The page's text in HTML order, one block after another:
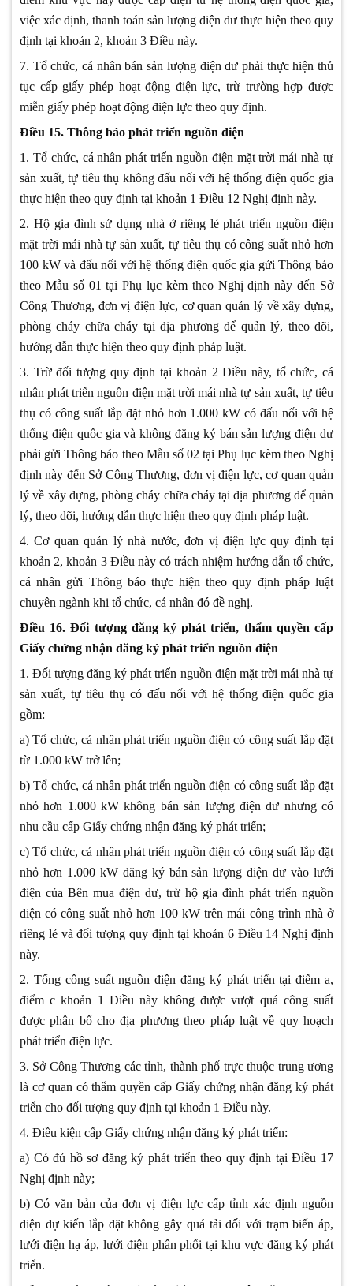
việc xác định, thanh toán sản lượng điện dư thực hiện theo quy
định tại khoản 2, khoản 3 Điều này.
7. Tổ chức, cá nhân bán sản lượng điện dư phải thực hiện thủ
tục cấp giấy phép hoạt động điện lực, trừ trường hợp được
miễn giấy phép hoạt động điện lực theo quy định.
Điều 15. Thông báo phát triển nguồn điện
1. Tổ chức, cá nhân phát triển nguồn điện mặt trời mái nhà tự
sản xuất, tự tiêu thụ không đấu nối với hệ thống điện quốc gia
thực hiện theo quy định tại khoản 1 Điều 12 Nghị định này.
2. Hộ gia đình sử dụng nhà ở riêng lẻ phát triển nguồn điện
mặt trời mái nhà tự sản xuất, tự tiêu thụ có công suất nhỏ hơn
100 kW và đấu nối với hệ thống điện quốc gia gửi Thông báo
theo Mẫu số 01 tại Phụ lục kèm theo Nghị định này đến Sở
Công Thương, đơn vị điện lực, cơ quan quản lý về xây dựng,
phòng cháy chữa cháy tại địa phương để quản lý, theo dõi,
hướng dẫn thực hiện theo quy định pháp luật.
3. Trừ đối tượng quy định tại khoản 2 Điều này, tổ chức, cá
nhân phát triển nguồn điện mặt trời mái nhà tự sản xuất, tự tiêu
thụ có công suất lắp đặt nhỏ hơn 1.000 kW có đấu nối với hệ
thống điện quốc gia và không đăng ký bán sản lượng điện dư
phải gửi Thông báo theo Mẫu số 02 tại Phụ lục kèm theo Nghị
định này đến Sở Công Thương, đơn vị điện lực, cơ quan quản
lý về xây dựng, phòng cháy chữa cháy tại địa phương để quản
lý, theo dõi, hướng dẫn thực hiện theo quy định pháp luật.
4. Cơ quan quản lý nhà nước, đơn vị điện lực quy định tại
khoản 2, khoản 3 Điều này có trách nhiệm hướng dẫn tổ chức,
cá nhân gửi Thông báo thực hiện theo quy định pháp luật
chuyên ngành khi tổ chức, cá nhân đó đề nghị.
Điều 16. Đối tượng đăng ký phát triển, thẩm quyền cấp
Giấy chứng nhận đăng ký phát triển nguồn điện
1. Đối tượng đăng ký phát triển nguồn điện mặt trời mái nhà tự
sản xuất, tự tiêu thụ có đấu nối với hệ thống điện quốc gia
gồm:
a) Tổ chức, cá nhân phát triển nguồn điện có công suất lắp đặt
từ 1.000 kW trở lên;
b) Tổ chức, cá nhân phát triển nguồn điện có công suất lắp đặt
nhỏ hơn 1.000 kW không bán sản lượng điện dư nhưng có
nhu cầu cấp Giấy chứng nhận đăng ký phát triển;
c) Tổ chức, cá nhân phát triển nguồn điện có công suất lắp đặt
nhỏ hơn 1.000 kW đăng ký bán sản lượng điện dư vào lưới
điện của Bên mua điện dư, trừ hộ gia đình phát triển nguồn
điện có công suất nhỏ hơn 100 kW trên mái công trình nhà ở
riêng lẻ và đối tượng quy định tại khoản 6 Điều 14 Nghị định
này.
2. Tổng công suất nguồn điện đăng ký phát triển tại điểm a,
điểm c khoản 1 Điều này không được vượt quá công suất
được phân bổ cho địa phương theo pháp luật về quy hoạch
phát triển điện lực.
3. Sở Công Thương các tỉnh, thành phố trực thuộc trung ương
là cơ quan có thẩm quyền cấp Giấy chứng nhận đăng ký phát
triển cho đối tượng quy định tại khoản 1 Điều này.
4. Điều kiện cấp Giấy chứng nhận đăng ký phát triển:
a) Có đủ hồ sơ đăng ký phát triển theo quy định tại Điều 17
Nghị định này;
b) Có văn bản của đơn vị điện lực cấp tỉnh xác định nguồn
điện dự kiến lắp đặt không gây quá tải đối với trạm biến áp,
lưới điện hạ áp, lưới điện phân phối tại khu vực đăng ký phát
triển.